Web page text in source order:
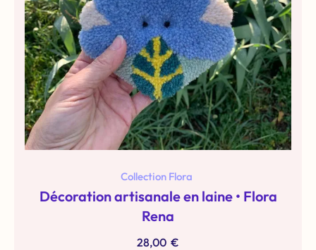
Collection Flora
Décoration artisanale en laine • Flora
Rena
28,00€